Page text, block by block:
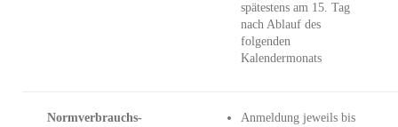
spätestens am 15. Tag
nach Ablauf des
folgenden
Kalendermonats
Normverbrauchs-
Anmeldung jeweils bis